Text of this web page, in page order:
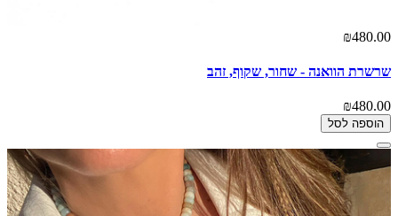
₪480.00
שרשרת הוואנה - שחור, שקוף, זהב
₪480.00
הוספה לסל